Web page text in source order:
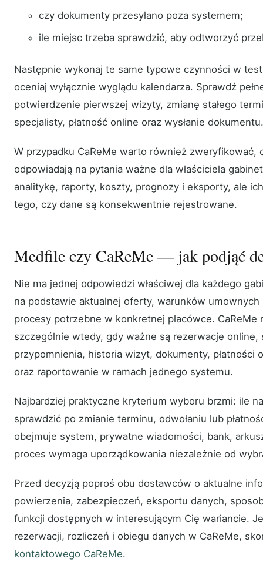
czy dokumenty przesyłano poza systemem;
ile miejsc trzeba sprawdzić, aby odtworzyć
Następnie wykonaj te same typowe czynności w
oceniaj wyłącznie wyglądu kalendarza. Sprawdź
potwierdzenie pierwszej wizyty, zmianę stałego
specjalisty, płatność online oraz wysłanie dokumentu.
W przypadku CaReMe warto również zweryfikować,
odpowiadają na pytania ważne dla właściciela
analitykę, raporty, koszty, prognozy i eksporty, ale
tego, czy dane są konsekwentnie rejestrowane.
Medfile czy CaReMe — jak podjąć
Nie ma jednej odpowiedzi właściwej dla każdego
na podstawie aktualnej oferty, warunków umownych
procesy potrzebne w konkretnej placówce. CaReMe
szczególnie wtedy, gdy ważne są rezerwacje online,
przypomnienia, historia wizyt, dokumenty, płatności
oraz raportowanie w ramach jednego systemu.
Najbardziej praktyczne kryterium wyboru brzmi: ile
sprawdzić po zmianie terminu, odwołaniu lub
obejmuje system, prywatne wiadomości, bank,
proces wymaga uporządkowania niezależnie od
Przed decyzją poproś obu dostawców o aktualne
powierzenia, zabezpieczeń, eksportu danych,
funkcji dostępnych w interesującym Cię wariancie.
rezerwacji, rozliczeń i obiegu danych w CaReMe,
kontaktowego CaReMe.